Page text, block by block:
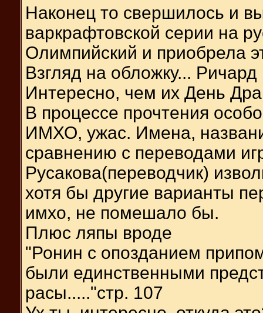
Наконец то свершилось и
варкрафтовской серии на
Олимпийский и приобрела
Взгляд на обложку...
Интересно, чем их День
В процессе прочтения
ИМХО, ужас. Имена,
сравнению с переводами
Русакова(переводчик)
хотя бы другие варианты
имхо, не помешало бы.
Плюс ляпы вроде
"Ронин с опозданием
были единственными
расы....."стр. 107